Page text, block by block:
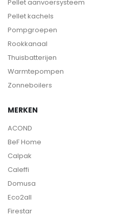
Pellet aanvoersysteem
Pellet kachels
Pompgroepen
Rookkanaal
Thuisbatterijen
Warmtepompen
Zonneboilers
MERKEN
ACOND
BeF Home
Calpak
Caleffi
Domusa
Eco2all
Firestar